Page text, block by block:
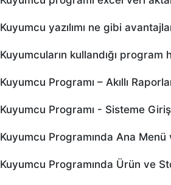
Kuyumcu yazılımı ne gibi
Kuyumcuların kullandığı program
Kuyumcu Programı – Akıllı
Kuyumcu Programı - Sisteme Giriş
Kuyumcu Programında Ana
Kuyumcu Programında Ürün ve